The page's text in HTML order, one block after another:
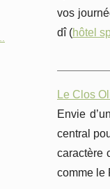
vos
dî (hôtel
Le Clos
Envie
central
caractère
comme le